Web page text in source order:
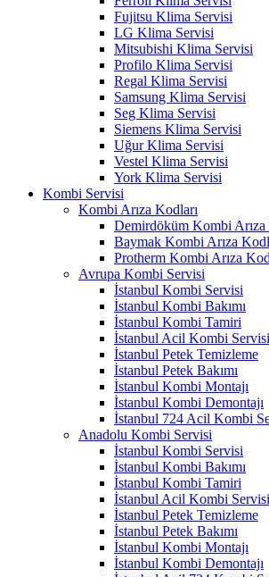
Fujitsu Klima Servisi
LG Klima Servisi
Mitsubishi Klima Servisi
Profilo Klima Servisi
Regal Klima Servisi
Samsung Klima Servisi
Seg Klima Servisi
Siemens Klima Servisi
Uğur Klima Servisi
Vestel Klima Servisi
York Klima Servisi
Kombi Servisi
Kombi Arıza Kodları
Demirdöküm Kombi Arıza
Baymak Kombi Arıza
Protherm Kombi Arıza
Avrupa Kombi Servisi
İstanbul Kombi Servisi
İstanbul Kombi Bakımı
İstanbul Kombi Tamiri
İstanbul Acil Kombi Servisi
İstanbul Petek Temizleme
İstanbul Petek Bakımı
İstanbul Kombi Montajı
İstanbul Kombi Demontajı
İstanbul 724 Acil Kombi
Anadolu Kombi Servisi
İstanbul Kombi Servisi
İstanbul Kombi Bakımı
İstanbul Kombi Tamiri
İstanbul Acil Kombi Servisi
İstanbul Petek Temizleme
İstanbul Petek Bakımı
İstanbul Kombi Montajı
İstanbul Kombi Demontajı